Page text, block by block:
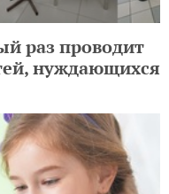
раз проводит
нуждающихся